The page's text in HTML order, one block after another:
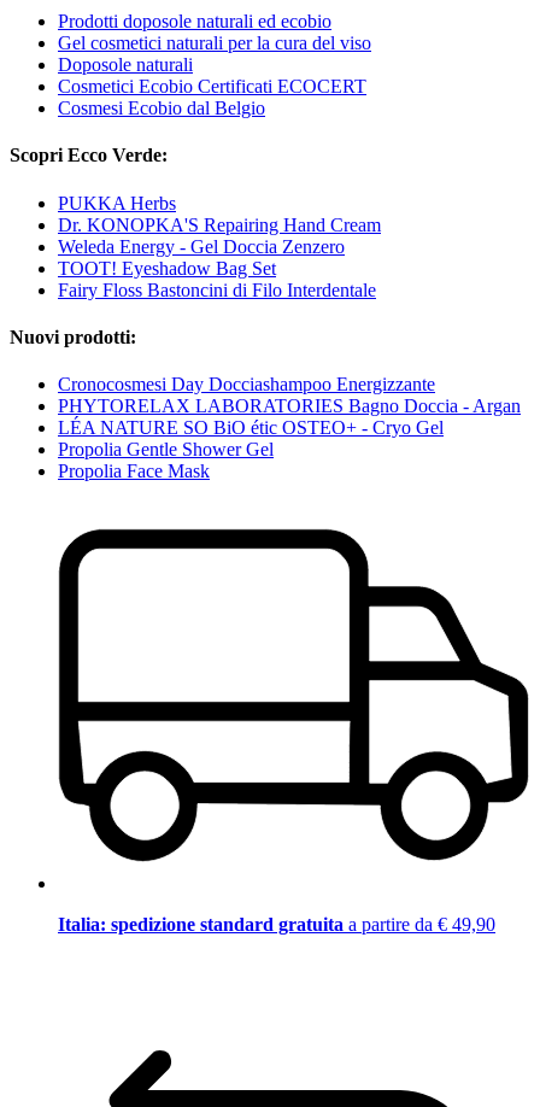
Prodotti doposole naturali ed ecobio
Gel cosmetici naturali per la cura del viso
Doposole naturali
Cosmetici Ecobio Certificati ECOCERT
Cosmesi Ecobio dal Belgio
Scopri Ecco Verde:
PUKKA Herbs
Dr. KONOPKA'S Repairing Hand Cream
Weleda Energy - Gel Doccia Zenzero
TOOT! Eyeshadow Bag Set
Fairy Floss Bastoncini di Filo Interdentale
Nuovi prodotti:
Cronocosmesi Day Docciashampoo Energizzante
PHYTORELAX LABORATORIES Bagno Doccia - Argan
LÉA NATURE SO BiO étic OSTEO+ - Cryo Gel
Propolia Gentle Shower Gel
Propolia Face Mask
Italia: spedizione standard gratuita a partire da € 49,90